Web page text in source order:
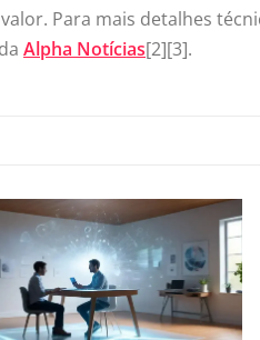
Para mais detalhes
Alpha Notícias[2][3].